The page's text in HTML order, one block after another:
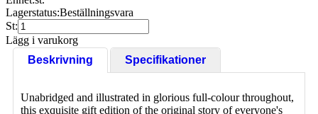
Lagerstatus:Beställningsvara
St:
Lägg i varukorg
Beskrivning
Specifikationer
Unabridged and illustrated in glorious full-colour throughout,
this exquisite gift edition of the original story of everyone's